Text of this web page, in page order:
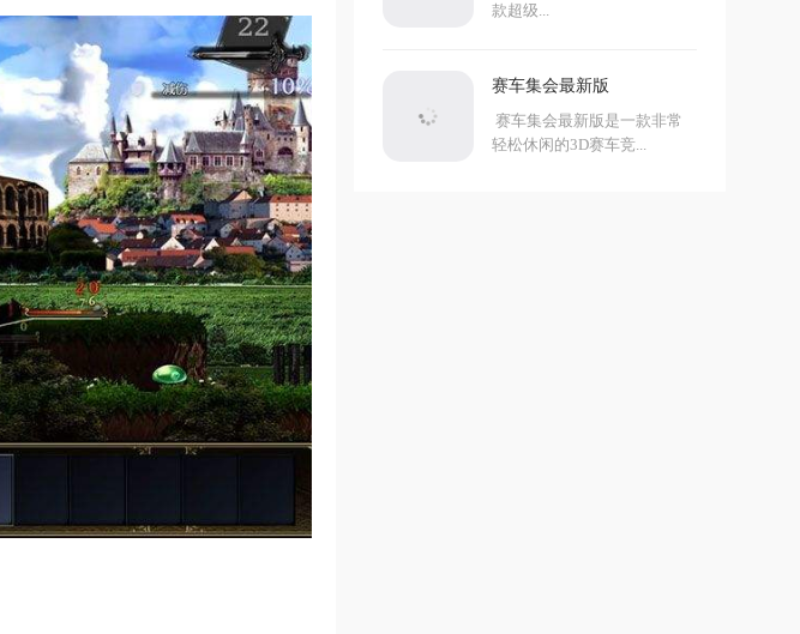
款超级...
赛车集会最新版
赛车集会最新版是一款非常
轻松休闲的3D赛车竞...